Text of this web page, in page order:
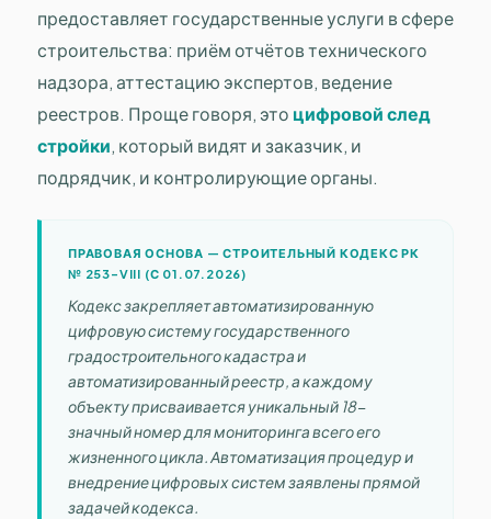
предоставляет государственные услуги в сфере
строительства: приём отчётов технического
надзора, аттестацию экспертов, ведение
реестров. Проще говоря, это цифровой след
стройки, который видят и заказчик, и
подрядчик, и контролирующие органы.
ПРАВОВАЯ ОСНОВА — СТРОИТЕЛЬНЫЙ КОДЕКС РК
№ 253-VIII (С 01.07.2026)
Кодекс закрепляет автоматизированную
цифровую систему государственного
градостроительного кадастра и
автоматизированный реестр, а каждому
объекту присваивается уникальный 18-
значный номер для мониторинга всего его
жизненного цикла. Автоматизация процедур и
внедрение цифровых систем заявлены прямой
задачей кодекса.